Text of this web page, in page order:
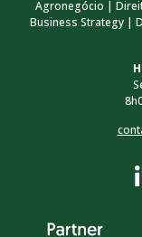
Agronegócio |
Business Strategy |